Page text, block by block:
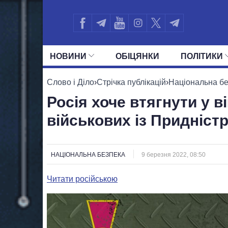
НОВИНИ ОБIЦЯНКИ ПОЛIТИКИ
УСІ ПОЛІТИКИ ПРЕЗИДЕНТ І
Слово і Діло›Стрічка публікацій›Національна
Росія хоче втягнути у
військових із
НАЦІОНАЛЬНА БЕЗПЕКА 9 березня 2022, 08:50
Читати російською